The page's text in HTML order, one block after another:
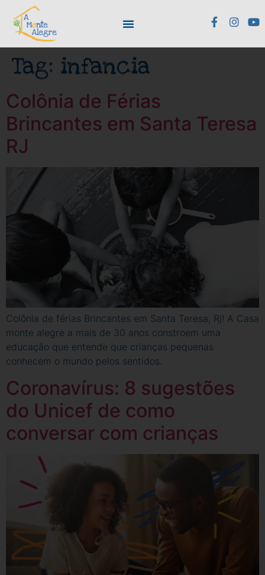
Tag: infancia
Colônia de Férias
Brincantes em Santa Teresa
RJ
Colônia de férias Brincantes em Santa Teresa, Rj! A Casa
monte alegre a mais de 30 anos constroem uma
educação que entende que crianças pequenas
conhecem o mundo pelos sentidos.
Coronavírus: 8 sugestões
do Unicef de como
conversar com crianças